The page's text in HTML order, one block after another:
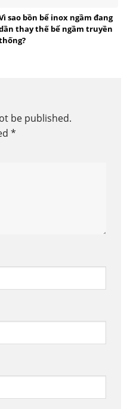
sao bồn bể inox ngầm đang
thay thế bể ngầm truyền
be published.
*